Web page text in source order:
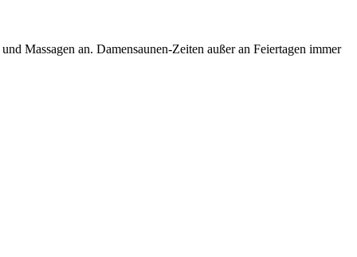
Massagen an. Damensaunen-Zeiten außer an Feiertagen immer